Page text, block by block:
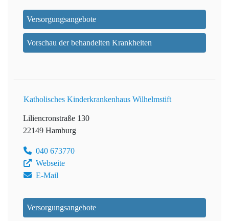
Versorgungsangebote
Vorschau der behandelten Krankheiten
Katholisches Kinderkrankenhaus Wilhelmstift
Liliencronstraße 130
22149 Hamburg
040 673770
Webseite
E-Mail
Versorgungsangebote